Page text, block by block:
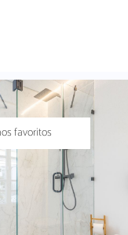
favoritos